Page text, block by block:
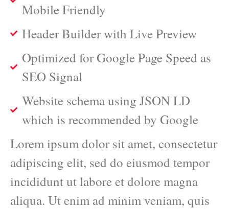
Mobile Friendly
Header Builder with Live Preview
Optimized for Google Page Speed as
SEO Signal
Website schema using JSON LD
which is recommended by Google
Lorem ipsum dolor sit amet, consectetur
adipiscing elit, sed do eiusmod tempor
incididunt ut labore et dolore magna
aliqua. Ut enim ad minim veniam, quis